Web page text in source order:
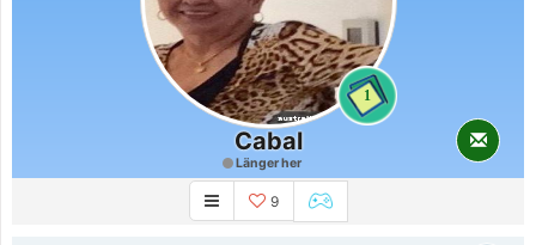
1
Cabal
Länger her
9